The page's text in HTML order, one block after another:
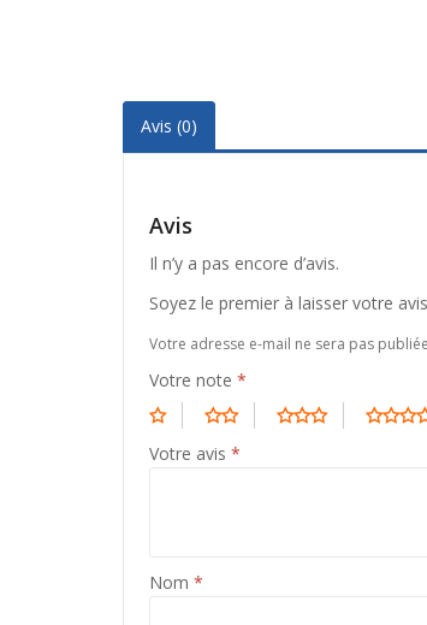
Avis (0)
Avis
Il n’y a pas encore d’avis.
Soyez le premier à laisser votre
Votre adresse e-mail ne sera pas
Votre note *
Votre avis *
Nom *